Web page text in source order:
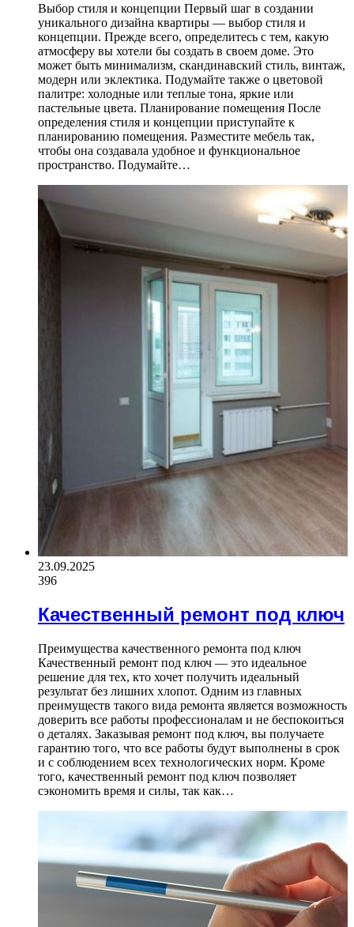
Выбор стиля и концепции Первый шаг в создании
уникального дизайна квартиры — выбор стиля и
концепции. Прежде всего, определитесь с тем, какую
атмосферу вы хотели бы создать в своем доме. Это
может быть минимализм, скандинавский стиль, винтаж,
модерн или эклектика. Подумайте также о цветовой
палитре: холодные или теплые тона, яркие или
пастельные цвета. Планирование помещения После
определения стиля и концепции приступайте к
планированию помещения. Разместите мебель так,
чтобы она создавала удобное и функциональное
пространство. Подумайте…
23.09.2025
396
Качественный ремонт под ключ
Преимущества качественного ремонта под ключ
Качественный ремонт под ключ — это идеальное
решение для тех, кто хочет получить идеальный
результат без лишних хлопот. Одним из главных
преимуществ такого вида ремонта является возможность
доверить все работы профессионалам и не беспокоиться
о деталях. Заказывая ремонт под ключ, вы получаете
гарантию того, что все работы будут выполнены в срок
и с соблюдением всех технологических норм. Кроме
того, качественный ремонт под ключ позволяет
сэкономить время и силы, так как…